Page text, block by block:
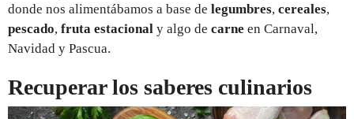
donde nos alimentábamos a base de legumbres, cereales,
pescado, fruta estacional y algo de carne en Carnaval,
Navidad y Pascua.
Recuperar los saberes culinarios